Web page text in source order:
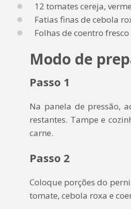
12 tomates cereja,
Fatias finas de cebola
Folhas de coentro fresco
Modo de
Passo 1
Na panela de pressão,
restantes. Tampe e
carne.
Passo 2
Coloque porções do
tomate, cebola roxa e